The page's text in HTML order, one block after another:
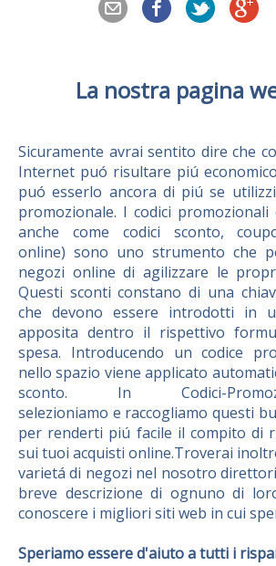
La nostra pagina
Sicuramente avrai sentito dire che
Internet puó risultare piú
puó esserlo ancora di piú se
promozionale. I codici promozionali
anche come codici sconto,
online) sono uno strumento che
negozi online di agilizzare le
Questi sconti constano di una
che devono essere introdotti in
apposita dentro il rispettivo
spesa. Introducendo un codice
nello spazio viene applicato
sconto. In Codici-
selezioniamo e raccogliamo questi
per renderti piú facile il compito di
sui tuoi acquisti online.Troverai
varietá di negozi nel nosotro
breve descrizione di ognuno di
conoscere i migliori siti web in cui
Speriamo essere d'aiuto a tutti i